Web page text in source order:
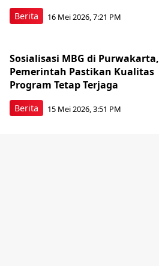
Berita 16 Mei 2026, 7:21 PM
Berita
Sosialisasi MBG di Purwakarta,
Pemerintah Pastikan Kualitas
Program Tetap Terjaga
15 Mei 2026, 3:51 PM